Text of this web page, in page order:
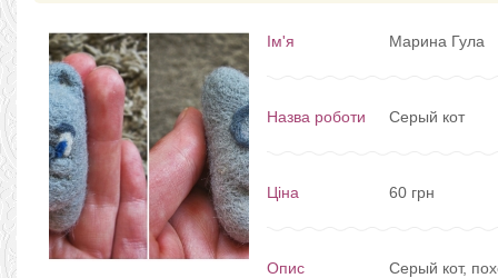
Ім'я Марина Гула
Назва роботи Серый кот
Ціна 60 грн
Опис
Серый кот,